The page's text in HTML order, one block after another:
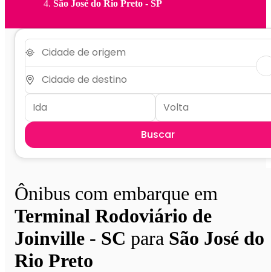
São José do Rio Preto - SP
Buscar
Ônibus com embarque em
Terminal Rodoviário de
Joinville - SC para São José do
Rio Preto